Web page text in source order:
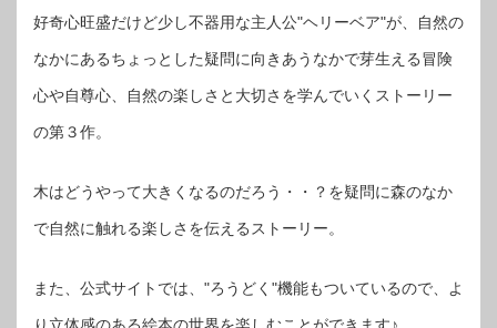
好奇心旺盛だけど少し不器用な主人公"ヘリーベア"が、自然の
なかにあるちょっとした疑問に向きあうなかで芽生える冒険
心や自尊心、自然の楽しさと大切さを学んでいくストーリー
の第３作。
木はどうやって大きくなるのだろう・・？を疑問に森のなか
で自然に触れる楽しさを伝えるストーリー。
また、公式サイトでは、"ろうどく"機能もついているので、よ